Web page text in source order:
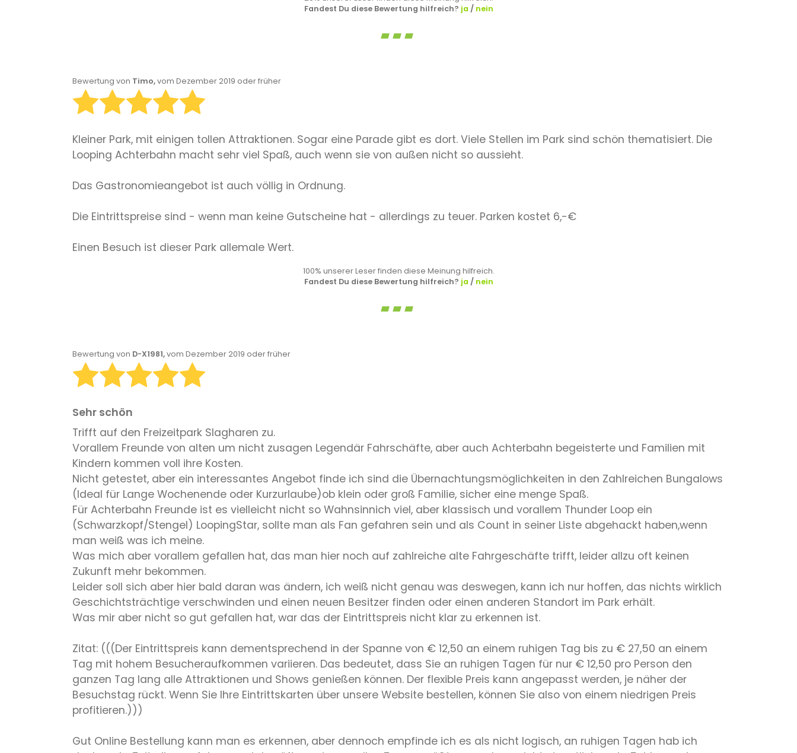
Fandest Du diese Bewertung hilfreich? ja / nein
Bewertung von Timo,vom Dezember 2019 oder früher
Kleiner Park, mit einigen tollen Attraktionen. Sogar eine Parade gibt es dort. Viele Stellen im Park sind schön thematisiert. Die
Looping Achterbahn macht sehr viel Spaß, auch wenn sie von außen nicht so aussieht.
Das Gastronomieangebot ist auch völlig in Ordnung.
Die Eintrittspreise sind - wenn man keine Gutscheine hat - allerdings zu teuer. Parken kostet 6,-€
Einen Besuch ist dieser Park allemale Wert.
100% unserer Leser finden diese Meinung hilfreich.
Fandest Du diese Bewertung hilfreich? ja / nein
Bewertung von D-X1981,vom Dezember 2019 oder früher
Sehr schön
Trifft auf den Freizeitpark Slagharen zu.
Vorallem Freunde von alten um nicht zusagen Legendär Fahrschäfte, aber auch Achterbahn begeisterte und Familien mit
Kindern kommen voll ihre Kosten.
Nicht getestet, aber ein interessantes Angebot finde ich sind die Übernachtungsmöglichkeiten in den Zahlreichen Bungalows
(Ideal für Lange Wochenende oder Kurzurlaube)ob klein oder groß Familie, sicher eine menge Spaß.
Für Achterbahn Freunde ist es vielleicht nicht so Wahnsinnich viel, aber klassisch und vorallem Thunder Loop ein
(Schwarzkopf/Stengel) LoopingStar, sollte man als Fan gefahren sein und als Count in seiner Liste abgehackt haben,wenn
man weiß was ich meine.
Was mich aber vorallem gefallen hat, das man hier noch auf zahlreiche alte Fahrgeschäfte trifft, leider allzu oft keinen
Zukunft mehr bekommen.
Leider soll sich aber hier bald daran was ändern, ich weiß nicht genau was deswegen, kann ich nur hoffen, das nichts wirklich
Geschichtsträchtige verschwinden und einen neuen Besitzer finden oder einen anderen Standort im Park erhält.
Was mir aber nicht so gut gefallen hat, war das der Eintrittspreis nicht klar zu erkennen ist.
Zitat: (((Der Eintrittspreis kann dementsprechend in der Spanne von € 12,50 an einem ruhigen Tag bis zu € 27,50 an einem
Tag mit hohem Besucheraufkommen variieren. Das bedeutet, dass Sie an ruhigen Tagen für nur € 12,50 pro Person den
ganzen Tag lang alle Attraktionen und Shows genießen können. Der flexible Preis kann angepasst werden, je näher der
Besuchstag rückt. Wenn Sie Ihre Eintrittskarten über unsere Website bestellen, können Sie also von einem niedrigen Preis
profitieren.)))
Gut Online Bestellung kann man es erkennen, aber dennoch empfinde ich es als nicht logisch, an ruhigen Tagen hab ich